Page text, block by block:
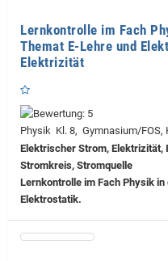
Lernkontrolle im Fach
Themat E-Lehre und
Elektrizität
Physik Kl. 8, Gymnasium/FOS,
Elektrischer Strom, Elektrizität,
Stromkreis, Stromquelle
Lernkontrolle im Fach Physik
Elektrostatik.